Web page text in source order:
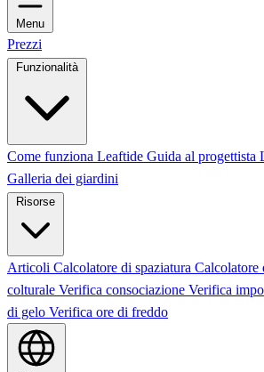
Menu
Prezzi
Funzionalità
Come funziona Leaftide Guida al progettista
Galleria dei giardini
Risorse
Articoli Calcolatore di spaziatura Calcolatore
colturale Verifica consociazione Verifica
di gelo Verifica ore di freddo